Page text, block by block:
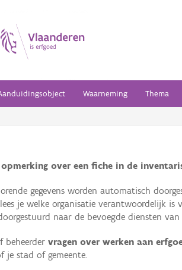
Waarneming Thema
over een fiche in de
gegevens worden automatisch
je welke organisatie verantwoordelijk
naar de bevoegde diensten
beheerder vragen over werken aan
je stad of gemeente.